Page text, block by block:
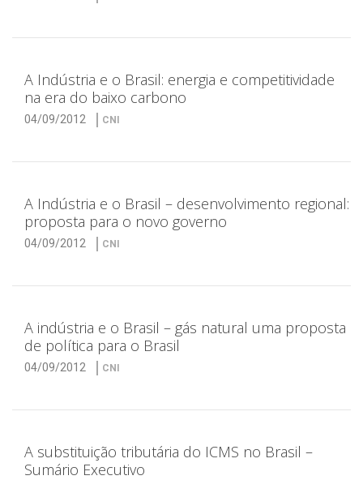
A Indústria e o Brasil: energia e competitividade
na era do baixo carbono
04/09/2012 CNI
A Indústria e o Brasil – desenvolvimento regional:
proposta para o novo governo
04/09/2012 CNI
A indústria e o Brasil – gás natural uma proposta
de política para o Brasil
04/09/2012 CNI
A substituição tributária do ICMS no Brasil –
Sumário Executivo